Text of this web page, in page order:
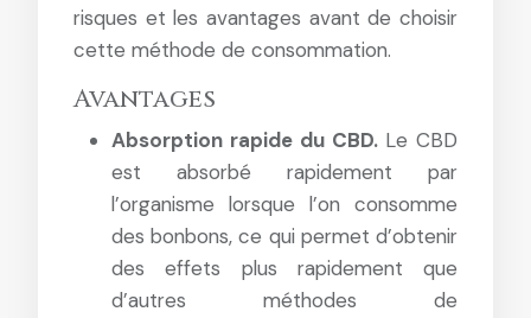
risques et les avantages avant de choisir
cette méthode de consommation.
Avantages
Absorption rapide du CBD. Le CBD
est absorbé rapidement par
l’organisme lorsque l’on consomme
des bonbons, ce qui permet d’obtenir
des effets plus rapidement que
d’autres méthodes de